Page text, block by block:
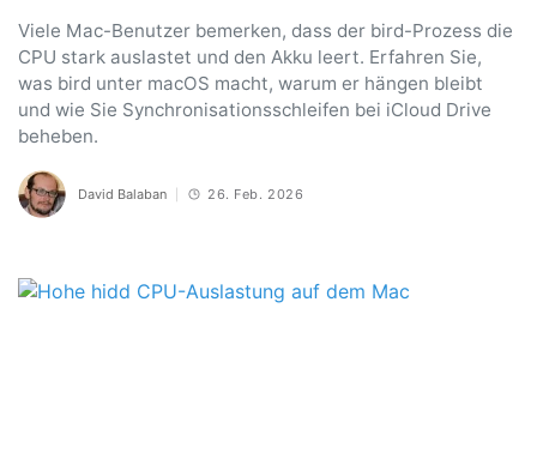
Viele Mac-Benutzer bemerken, dass der bird-Prozess die
CPU stark auslastet und den Akku leert. Erfahren Sie,
was bird unter macOS macht, warum er hängen bleibt
und wie Sie Synchronisationsschleifen bei iCloud Drive
beheben.
David Balaban 26. Feb. 2026